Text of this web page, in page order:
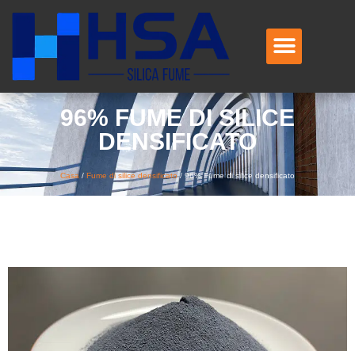
96% FUME DI SILICE
DENSIFICATO
Casa / Fume di silice densificato/ 96% Fume di silice densificato